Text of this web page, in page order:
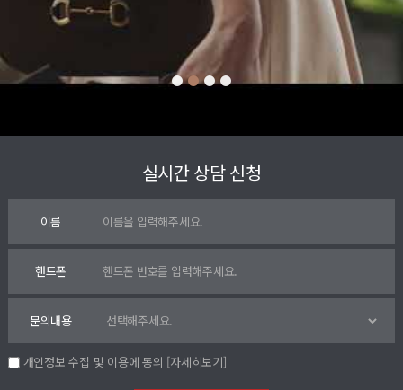
실시간 상담 신청
이름
핸드폰
문의내용
개인정보 수집 및 이용에 동의 [자세히보기]